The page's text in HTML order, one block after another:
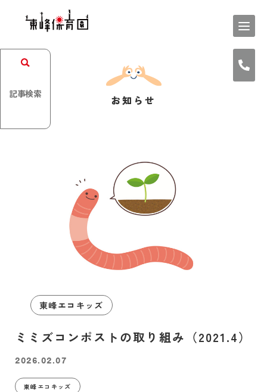
記事検索 お知らせ
東峰エコキッズ
ミミズコンポストの取り組み（2021.4）
2026.02.07
東峰エコキッズ